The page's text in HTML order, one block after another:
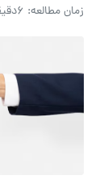
زمان مطالعه: 6دقیقه